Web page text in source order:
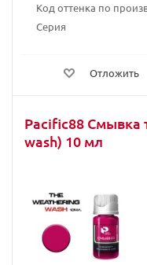
Код оттенка по
Серия
Отложить
Pacific88 Смывка
wash) 10 мл